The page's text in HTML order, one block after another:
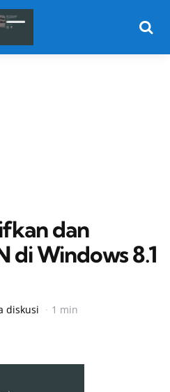
dan
di Windows 8.1
diskusi 1 min